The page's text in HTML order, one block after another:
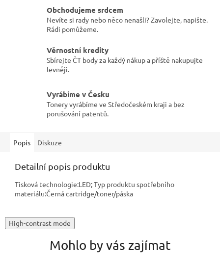
Obchodujeme srdcem
Nevíte si rady nebo něco nenašli? Zavolejte, napište.
Rádi pomůžeme.
Věrnostní kredity
Sbírejte ČT body za každý nákup a příště nakupujte
levněji.
Vyrábíme v Česku
Tonery vyrábíme ve Středočeském kraji a bez
porušování patentů.
Popis Diskuze
Detailní popis produktu
Tisková technologie:LED; Typ produktu spotřebního
materiálu:Černá cartridge/toner/páska
High-contrast mode
Mohlo by vás zajímat